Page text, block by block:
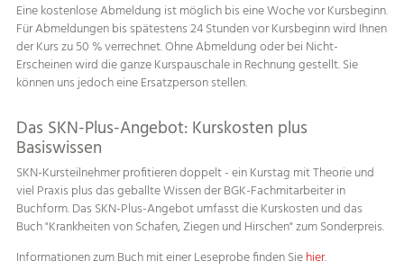
Eine kostenlose Abmeldung ist möglich bis eine Woche vor Kursbeginn.
Für Abmeldungen bis spätestens 24 Stunden vor Kursbeginn wird Ihnen
der Kurs zu 50 % verrechnet. Ohne Abmeldung oder bei Nicht-
Erscheinen wird die ganze Kurspauschale in Rechnung gestellt. Sie
können uns jedoch eine Ersatzperson stellen.
Das SKN-Plus-Angebot: Kurskosten plus
Basiswissen
SKN-Kursteilnehmer profitieren doppelt - ein Kurstag mit Theorie und
viel Praxis plus das geballte Wissen der BGK-Fachmitarbeiter in
Buchform. Das SKN-Plus-Angebot umfasst die Kurskosten und das
Buch "Krankheiten von Schafen, Ziegen und Hirschen" zum Sonderpreis.
Informationen zum Buch mit einer Leseprobe finden Siehier.